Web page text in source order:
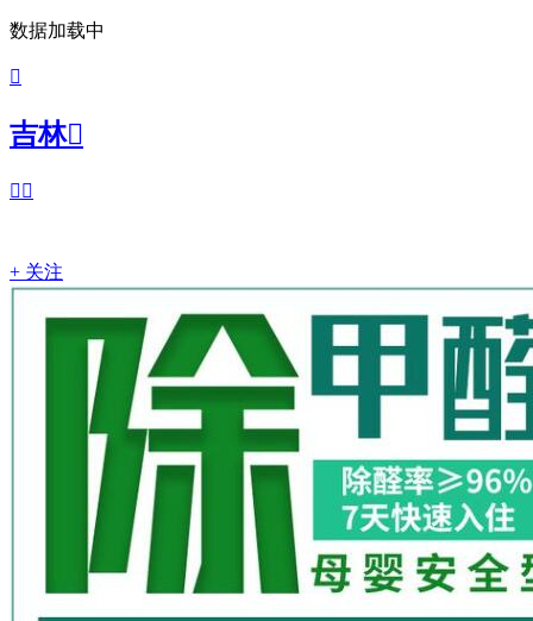
数据加载中

吉林
 
+ 关注